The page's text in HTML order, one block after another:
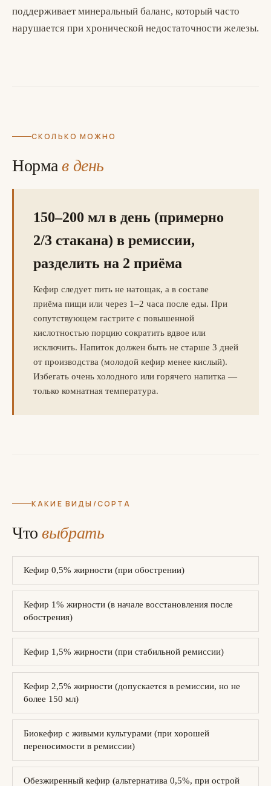
поддерживает минеральный баланс, который часто
нарушается при хронической недостаточности железы.
СКОЛЬКО МОЖНО
Нормав день
150–200 мл в день (примерно
2/3 стакана) в ремиссии,
разделить на 2 приёма
Кефир следует пить не натощак, а в составе
приёма пищи или через 1–2 часа после еды. При
сопутствующем гастрите с повышенной
кислотностью порцию сократить вдвое или
исключить. Напиток должен быть не старше 3 дней
от производства (молодой кефир менее кислый).
Избегать очень холодного или горячего напитка —
только комнатная температура.
КАКИЕ ВИДЫ/СОРТА
Чтовыбрать
Кефир 0,5% жирности (при обострении)
Кефир 1% жирности (в начале восстановления после
обострения)
Кефир 1,5% жирности (при стабильной ремиссии)
Кефир 2,5% жирности (допускается в ремиссии, но не
более 150 мл)
Биокефир с живыми культурами (при хорошей
переносимости в ремиссии)
Обезжиренный кефир (альтернатива 0,5%, при острой